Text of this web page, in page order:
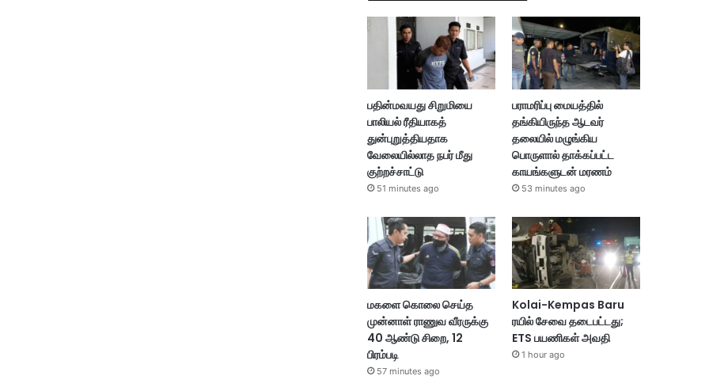
பதின்மவயது சிறுமியை
பாலியல் ரீதியாகத்
துன்புறுத்தியதாக
வேலையில்லாத நபர் மீது
குற்றச்சாட்டு
51 minutes ago
பராமரிப்பு மையத்தில்
தங்கியிருந்த ஆடவர்
தலையில் மழுங்கிய
பொருளால் தாக்கப்பட்ட
காயங்களுடன் மரணம்
53 minutes ago
மகளை கொலை செய்த
முன்னாள் ராணுவ வீரருக்கு
40 ஆண்டு சிறை, 12
பிரம்படி
57 minutes ago
Kolai-Kempas Baru
ரயில் சேவை தடைபட்டது;
ETS பயணிகள் அவதி
1 hour ago